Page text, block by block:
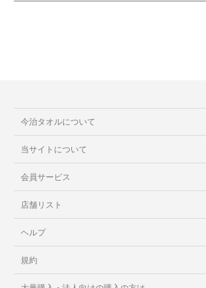
今治タオルについて
当サイトについて
会員サービス
店舗リスト
ヘルプ
規約